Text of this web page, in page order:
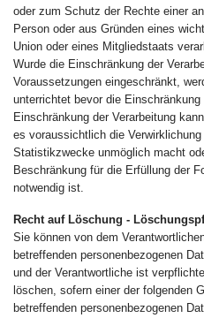
oder zum Schutz der Rechte einer
Person oder aus Gründen eines
Union oder eines Mitgliedstaats
Wurde die Einschränkung der
Voraussetzungen eingeschränkt,
unterrichtet bevor die
Einschränkung der Verarbeitung
es voraussichtlich die
Statistikzwecke unmöglich macht
Beschränkung für die Erfüllung der
notwendig ist.
Recht auf Löschung -
Sie können von dem
betreffenden personenbezogenen
und der Verantwortliche ist
löschen, sofern einer der folgenden
betreffenden personenbezogenen